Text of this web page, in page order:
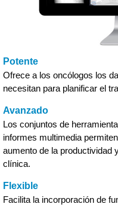
Potente
Ofrece a los oncólogos los
necesitan para planificar el
Avanzado
Los conjuntos de
informes multimedia
aumento de la productividad
clínica.
Flexible
Facilita la incorporación de